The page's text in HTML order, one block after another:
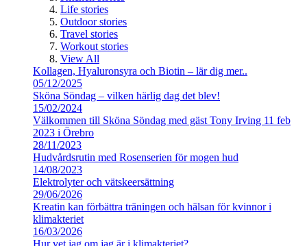
Life stories
Outdoor stories
Travel stories
Workout stories
View All
Kollagen, Hyaluronsyra och Biotin – lär dig mer..
05/12/2025
Sköna Söndag – vilken härlig dag det blev!
15/02/2024
Välkommen till Sköna Söndag med gäst Tony Irving 11 feb
2023 i Örebro
28/11/2023
Hudvårdsrutin med Rosenserien för mogen hud
14/08/2023
Elektrolyter och vätskeersättning
29/06/2026
Kreatin kan förbättra träningen och hälsan för kvinnor i
klimakteriet
16/03/2026
Hur vet jag om jag är i klimakteriet?